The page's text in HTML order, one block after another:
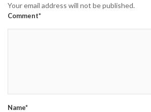
Your email address will not be published.
Comment*
Name*